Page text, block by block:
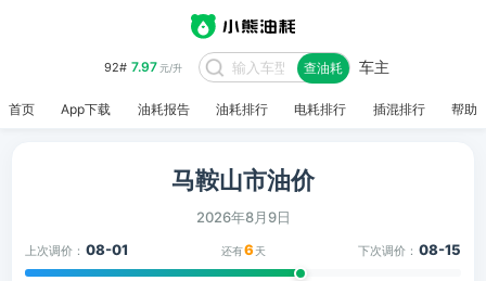
92# 7.97元/升 查油耗 车主
首页 App下载 油耗报告 油耗排行 电耗排行 插混排行 帮助
马鞍山市油价
2026年8月9日
上次调价： 08-01 还有6 天 下次调价： 08-15